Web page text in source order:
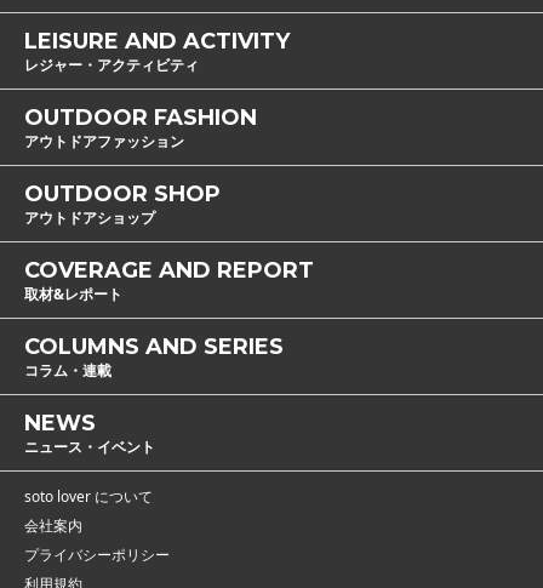
LEISURE AND ACTIVITY
レジャー・アクティビティ
OUTDOOR FASHION
アウトドアファッション
OUTDOOR SHOP
アウトドアショップ
COVERAGE AND REPORT
取材&レポート
COLUMNS AND SERIES
コラム・連載
NEWS
ニュース・イベント
soto lover について
会社案内
プライバシーポリシー
利用規約